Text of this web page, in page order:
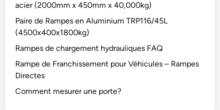
acier (2000mm x 450mm x 40,000kg)
Paire de Rampes en Aluminium TRP116/45L
(4500x400x1800kg)
Rampes de chargement hydrauliques FAQ
Rampe de Franchissement pour Véhicules – Rampes
Directes
Comment mesurer une porte?